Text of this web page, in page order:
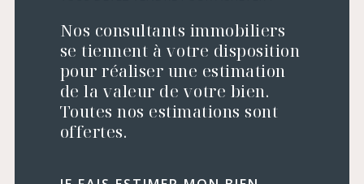
Nos consultants immobiliers
se tiennent à votre disposition
pour réaliser une estimation
de la valeur de votre bien.
Toutes nos estimations sont
offertes.